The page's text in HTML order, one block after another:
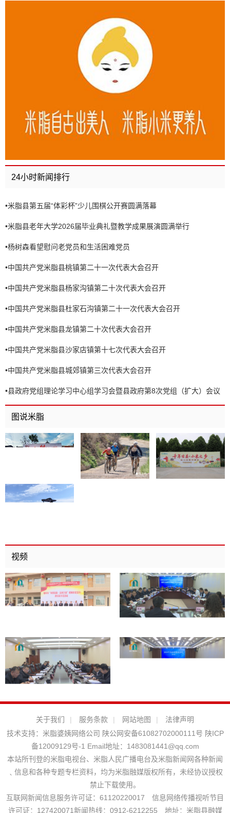
24小时新闻排行
•米脂县第五届“体彩杯”少儿围棋公开赛圆满落幕
•米脂县老年大学2026届毕业典礼暨教学成果展演圆满举行
•杨树森看望慰问老党员和生活困难党员
•中国共产党米脂县桃镇第二十一次代表大会召开
•中国共产党米脂县杨家沟镇第二十次代表大会召开
•中国共产党米脂县杜家石沟镇第二十一次代表大会召开
•中国共产党米脂县龙镇第二十次代表大会召开
•中国共产党米脂县沙家店镇第十七次代表大会召开
•中国共产党米脂县城郊镇第三次代表大会召开
•县政府党组理论学习中心组学习会暨县政府第8次党组（扩大）会议
召开
图说米脂
视频
关于我们 | 服务条款 | 网站地图 |
法律声明
技术支持： 米脂婆姨网络公司 陕公网安备61082702000111号 陕ICP
备12009129号-1 Email地址： 1483081441@qq.com
本站所刊登的米脂电视台、米脂人民广播电台及米脂新闻网各种新闻
﹑信息和各种专题专栏资料，均为米脂融媒版权所有，未经协议授权
禁止下载使用。
互联网新闻信息服务许可证：61120220017 信息网络传播视听节目
许可证：127420071新闻热线：0912-6212255 地址：米脂县融媒